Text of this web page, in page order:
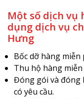
Một số dịch vụ
dụng dịch vụ
Hưng
Bốc dỡ hàng
Thu hộ hàng miễn
Đóng gói và đóng
có yêu cầu.